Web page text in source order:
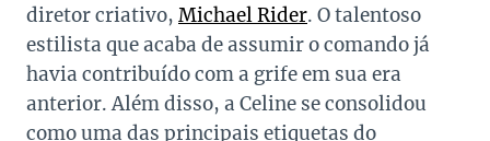
diretor criativo, Michael Rider. O talentoso
estilista que acaba de assumir o comando já
havia contribuído com a grife em sua era
anterior. Além disso, a Celine se consolidou
como uma das principais etiquetas do